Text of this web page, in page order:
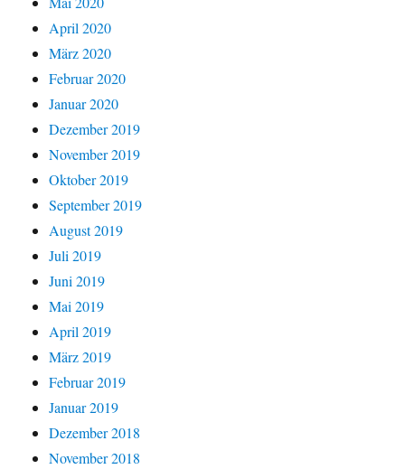
April 2020
März 2020
Februar 2020
Januar 2020
Dezember 2019
November 2019
Oktober 2019
September 2019
August 2019
Juli 2019
Juni 2019
Mai 2019
April 2019
März 2019
Februar 2019
Januar 2019
Dezember 2018
November 2018